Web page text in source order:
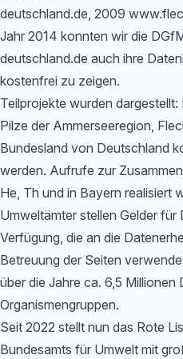
deutschland.de, 2009
Jahr 2014 konnten wir die
deutschland.de auch ihre
kostenfrei zu zeigen.
Teilprojekte wurden
Pilze der Ammerseeregion,
Bundesland von Deutschland
werden. Aufrufe zur
He, Th und in Bayern realisiert
Umweltämter stellen Gelder für
Verfügung, die an die
Betreuung der Seiten
über die Jahre ca. 6,5 Millionen
Organismengruppen.
Seit 2022 stellt nun das Rote
Bundesamts für Umwelt mit